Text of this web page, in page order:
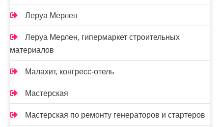
Леруа Мерлен
Леруа Мерлен, гипермаркет строительных
материалов
Малахит, конгресс-отель
Мастерская
Мастерская по ремонту генераторов и стартеров